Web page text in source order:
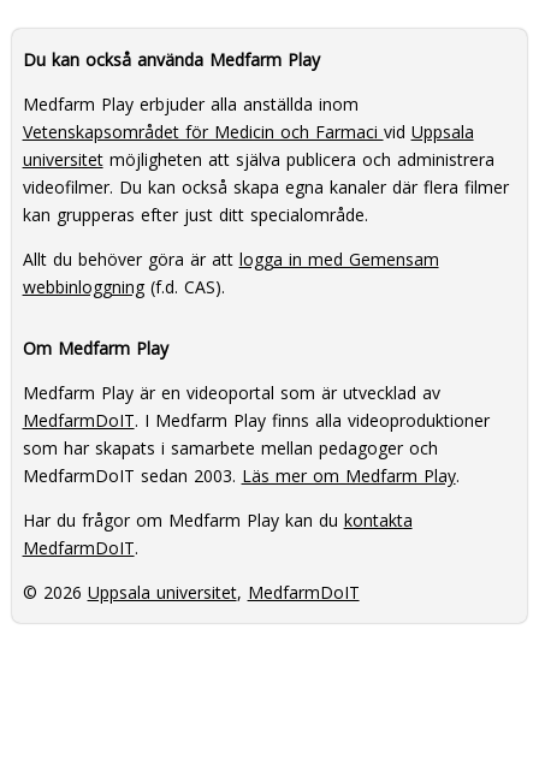
Du kan också använda Medfarm Play
Medfarm Play erbjuder alla anställda inom
Vetenskapsområdet för Medicin och Farmaci vid Uppsala
universitetmöjligheten att själva publicera och administrera
videofilmer. Du kan också skapa egna kanaler där flera filmer
kan grupperas efter just ditt specialområde.
Allt du behöver göra är att logga in med Gemensam
webbinloggning(f.d. CAS).
Om Medfarm Play
Medfarm Play är en videoportal som är utvecklad av
MedfarmDoIT. I Medfarm Play finns alla videoproduktioner
som har skapats i samarbete mellan pedagoger och
MedfarmDoIT sedan 2003. Läs mer om Medfarm Play.
Har du frågor om Medfarm Play kan du kontakta
MedfarmDoIT.
© 2026 Uppsala universitet, MedfarmDoIT